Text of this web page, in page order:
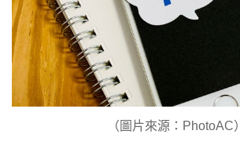
（圖片來源：PhotoAC）